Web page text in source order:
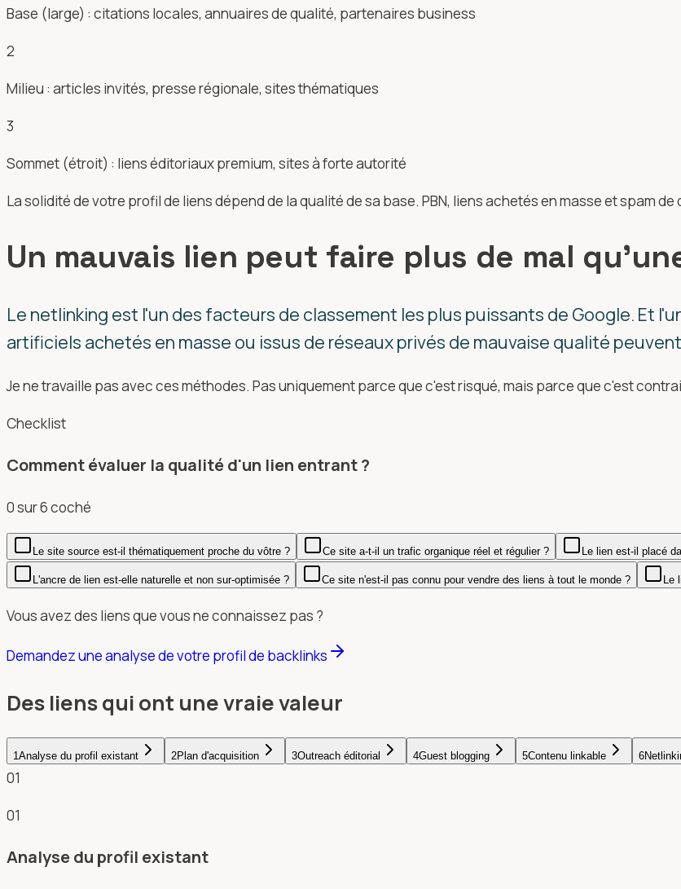
Base (large) : citations locales, annuaires de qualité, partenaires business
2
Milieu : articles invités, presse régionale, sites thématiques
3
Sommet (étroit) : liens éditoriaux premium, sites à forte autorité
La solidité de votre profil de liens dépend de la qualité de sa base. PBN, liens achetés en masse et spam
Un mauvais lien peut faire plus de mal
Le netlinking est l'un des facteurs de classement les plus puissants de Google. Et
artificiels achetés en masse ou issus de réseaux privés de mauvaise qualité
Je ne travaille pas avec ces méthodes. Pas uniquement parce que c'est risqué, mais parce que c'est
Checklist
Comment évaluer la qualité d'un lien entrant ?
0sur6coché
Le site source est-il thématiquement proche du vôtre ? Ce site a-t-il un trafic organique réel et régulier ? Le lien est-il placé
L'ancre de lien est-elle naturelle et non sur-optimisée ? Ce site n'est-il pas connu pour vendre des liens à tout le monde ? Le
Vous avez des liens que vous ne connaissez pas ?
Demandez une analyse de votre profil de backlinks
Des liens qui ont une vraie valeur
1 Analyse du profil existant 2Plan d'acquisition 3Outreach éditorial 4Guest blogging 5Contenu linkable 6
01
01
Analyse du profil existant